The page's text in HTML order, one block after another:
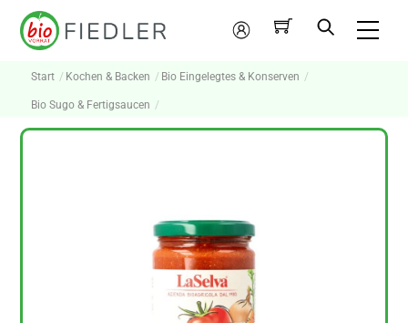
Skip
Mein
Konto
Start Kochen & Backen Bio Eingelegtes & Konserven
Bio Sugo & Fertigsaucen